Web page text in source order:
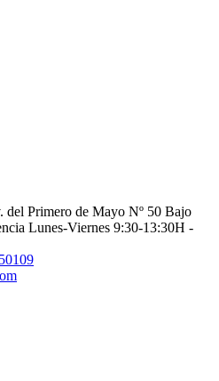
Primero de Mayo Nº 50 Bajo
Lunes-Viernes 9:30-13:30H -